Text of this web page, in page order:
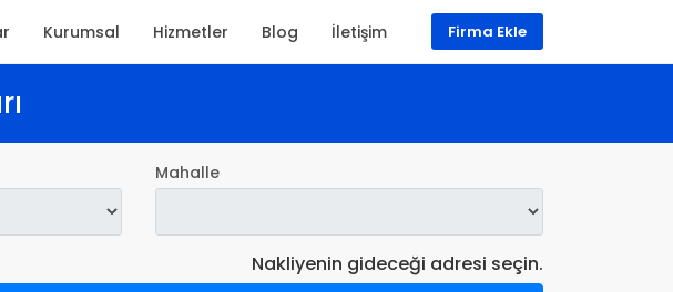
Mahalle
Nakliyenin gideceği adresi seçin.
Firma Ekle
Kurumsal Hizmetler Blog İletişim